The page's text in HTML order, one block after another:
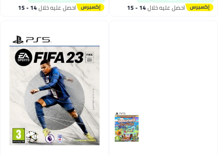
احصل عليه خلال 14 - 15 احصل عليه خلال 14 - 15